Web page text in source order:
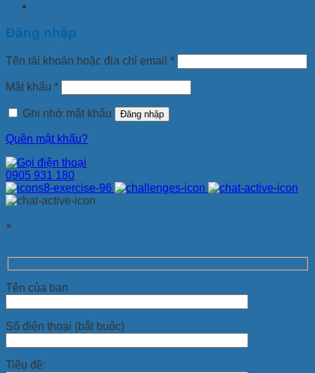
Đăng nhập
Tên tài khoản hoặc địa chỉ email *
Mật khẩu *
Ghi nhớ mật khẩu Đăng nhập
Quên mật khẩu?
0905 931 180
×
Tên của bạn
Số điện thoại (bắt buộc)
Tiêu đề: